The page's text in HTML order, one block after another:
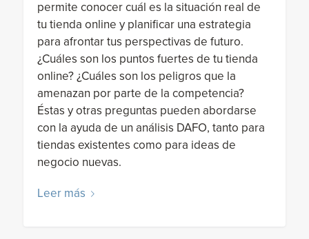
permite conocer cuál es la situación real de
tu tienda online y planificar una estrategia
para afrontar tus perspectivas de futuro.
¿Cuáles son los puntos fuertes de tu tienda
online? ¿Cuáles son los peligros que la
amenazan por parte de la competencia?
Éstas y otras preguntas pueden abordarse
con la ayuda de un análisis DAFO, tanto para
tiendas existentes como para ideas de
negocio nuevas.
Leer más